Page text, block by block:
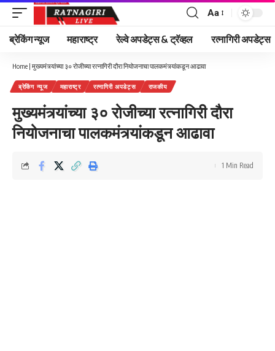
Font
Resizer
Aa
ब्रेकिंग न्यूज महाराष्ट्र रेल्वे अपडेट्स & ट्रॅव्हल रत्नागिरी अपडेट्स
Home | मुख्यमंत्र्यांच्या ३० रोजीच्या रत्नागिरी दौरा नियोजनाचा पालकमंत्र्यांकडून आढावा
ब्रेकिंग न्यूज महाराष्ट्र रत्नागिरी अपडेट्स राजकीय
मुख्यमंत्र्यांच्या ३० रोजीच्या रत्नागिरी दौरा
नियोजनाचा पालकमंत्र्यांकडून आढावा
1 Min Read